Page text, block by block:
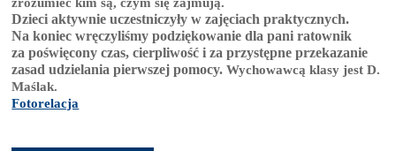
Dzieci aktywnie uczestniczyły w zajęciach praktycznych.
Na koniec wręczyliśmy podziękowanie dla pani ratownik
za poświęcony czas, cierpliwość i za przystępne przekazanie
zasad udzielania pierwszej pomocy.Wychowawcą klasy jest D.
Maślak.
Fotorelacja